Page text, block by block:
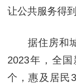
让公共服务得
据住房和城
2023年，全
个，惠及居民